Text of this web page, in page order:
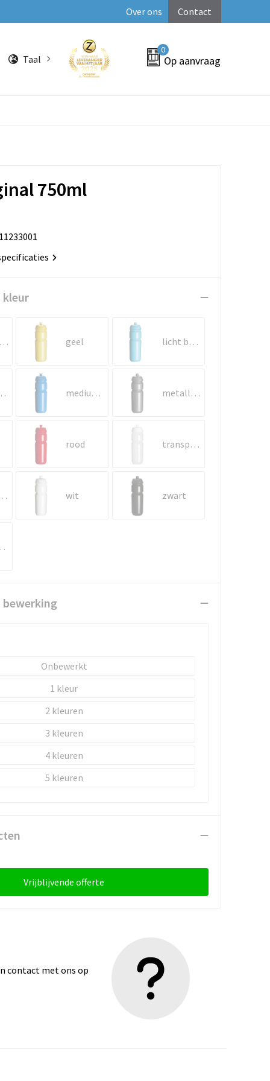
Over ons Contact
Taal
0
Op aanvraag
750ml
kleur
blauw geel licht blauw
medium blauw metallic grijs
rood transparant
aqua wit zwart
bewerking
Onbewerkt
1
2
3
4
5
Vrijblijvende offerte
contact met ons op